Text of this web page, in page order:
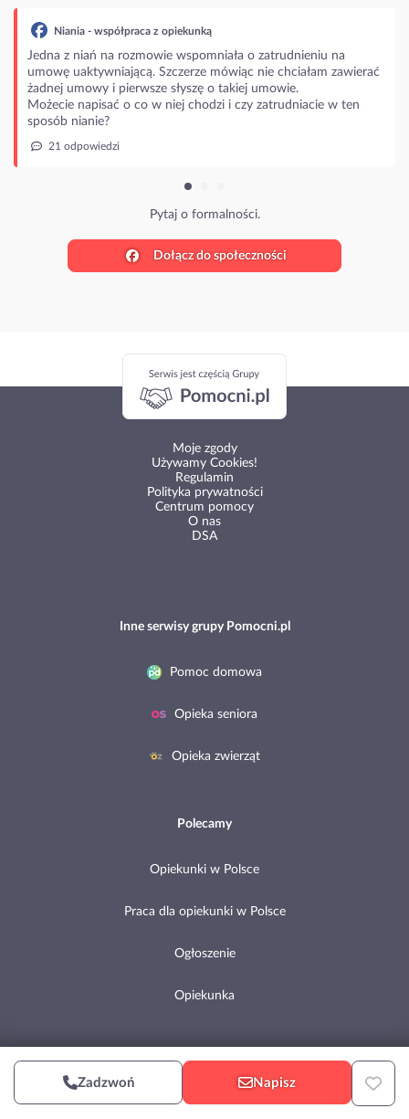
Napisz
Zadzwoń
Niania - współpraca z opiekunką
Jedna z niań na rozmowie wspomniała o zatrudnieniu na
umowę uaktywniającą. Szczerze mówiąc nie chciałam zawierać
żadnej umowy i pierwsze słyszę o takiej umowie.
Możecie napisać o co w niej chodzi i czy zatrudniacie w ten
sposób nianie?
21 odpowiedzi
Pytaj o formalności.
Dołącz do społeczności
Moje zgody
Używamy Cookies!
Regulamin
Polityka prywatności
Centrum pomocy
O nas
DSA
Inne serwisy grupy Pomocni.pl
Pomoc domowa
Opieka seniora
Opieka zwierząt
Polecamy
Opiekunki w Polsce
Praca dla opiekunki w Polsce
Ogłoszenie
Opiekunka
Copyright © 2002-2026 Pomocni.pl